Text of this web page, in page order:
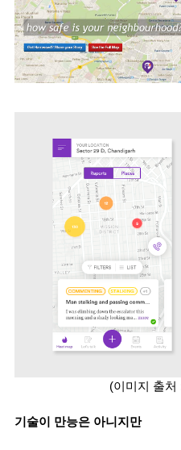
(이미지 출처
기술이 만능은 아니지만